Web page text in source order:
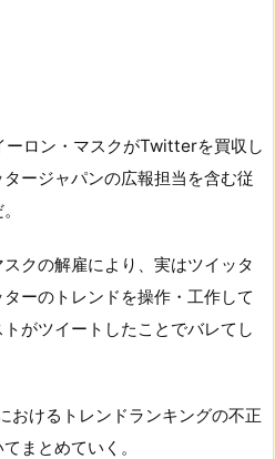
ーロン・マスクがTwitterを買収し
ージャパンの広報担当を含む従
クの解雇により、実はツイッタ
ーのトレンドを操作・工作して
がツイートしたことでバレてし
おけるトレンドランキングの不正
まとめていく。